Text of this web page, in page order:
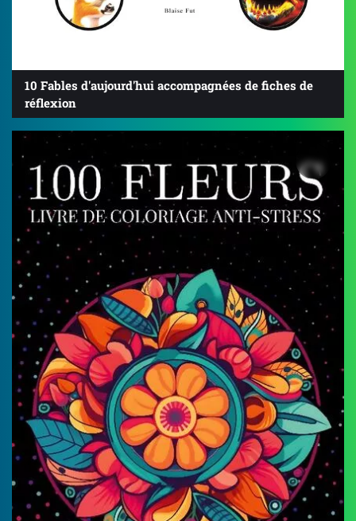
10 Fables d'aujourd'hui accompagnées de fiches de
réflexion